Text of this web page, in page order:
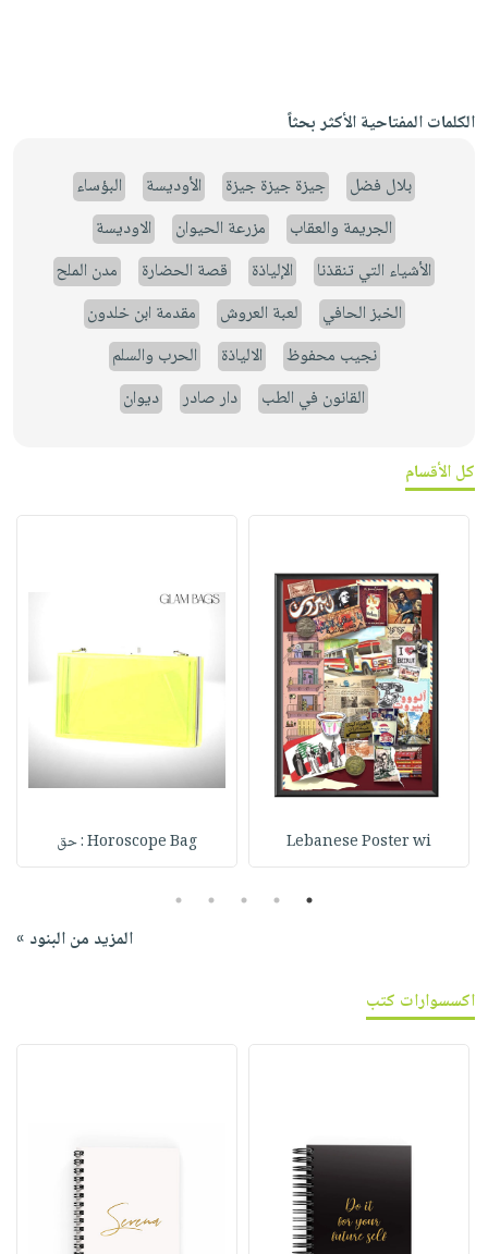
الكلمات المفتاحية الأكثر بحثاً
بلال فضل جيزة جيزة جيزة الأوديسة
البؤساء
الجريمة والعقاب
مزرعة الحيوان
الاوديسة
الأشياء التي تنقذنا
الإلياذة قصة الحضارة
مدن الملح
الخبز الحافي
لعبة العروش
مقدمة ابن خلدون
نجيب محفوظ
الالياذة
الحرب والسلم
القانون في الطب
دار صادر ديوان
كل الأقسام
Lebanese Poster wi Horoscope Bag : حق
1
2
3
4
5
المزيد من البنود »
اكسسوارات كتب